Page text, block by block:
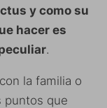
y como su
hacer es
.
la familia o
puntos que